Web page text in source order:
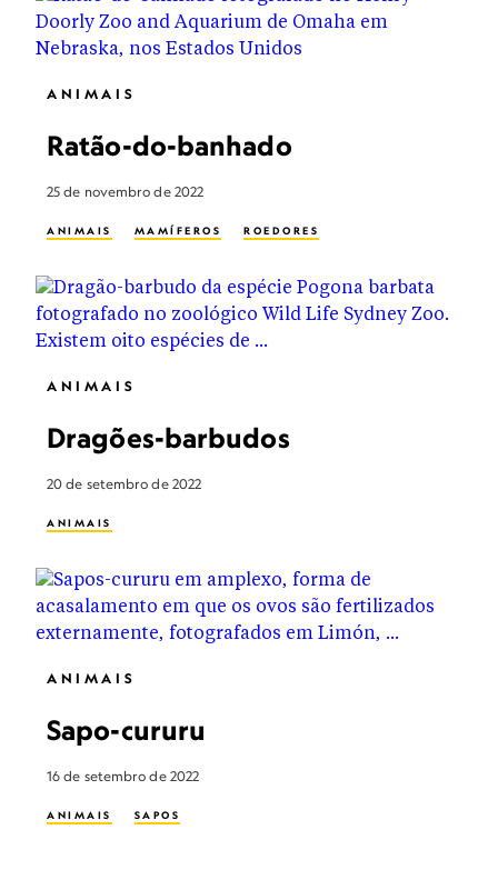
ANIMAIS
Ratão-do-banhado
25 de novembro de 2022
ANIMAIS MAMÍFEROS ROEDORES
ANIMAIS
Dragões-barbudos
20 de setembro de 2022
ANIMAIS
ANIMAIS
Sapo-cururu
16 de setembro de 2022
ANIMAIS SAPOS